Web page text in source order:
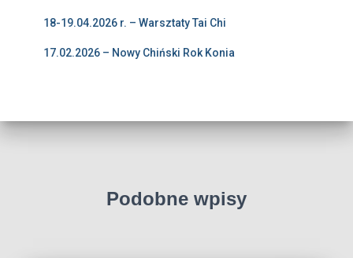
18-19.04.2026 r. – Warsztaty Tai Chi
17.02.2026 – Nowy Chiński Rok Konia
Podobne wpisy